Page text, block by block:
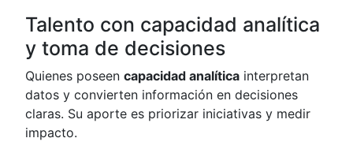
Talento con capacidad analítica
y toma de decisiones
Quienes poseencapacidad analítica interpretan
datos y convierten información en decisiones
claras. Su aporte es priorizar iniciativas y medir
impacto.